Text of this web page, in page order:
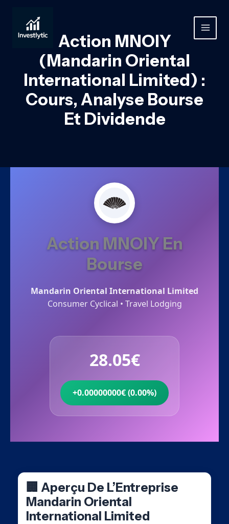
contenu
MAIN
Action MNOIY
(Mandarin Oriental
International Limited) :
Cours, Analyse Bourse
Et Dividende
Action MNOIY En
Bourse
Mandarin Oriental International Limited
Consumer Cyclical • Travel Lodging
28.05€
+0.00000000€ (0.00%)
🏢 Aperçu De L’Entreprise
Mandarin Oriental
International Limited